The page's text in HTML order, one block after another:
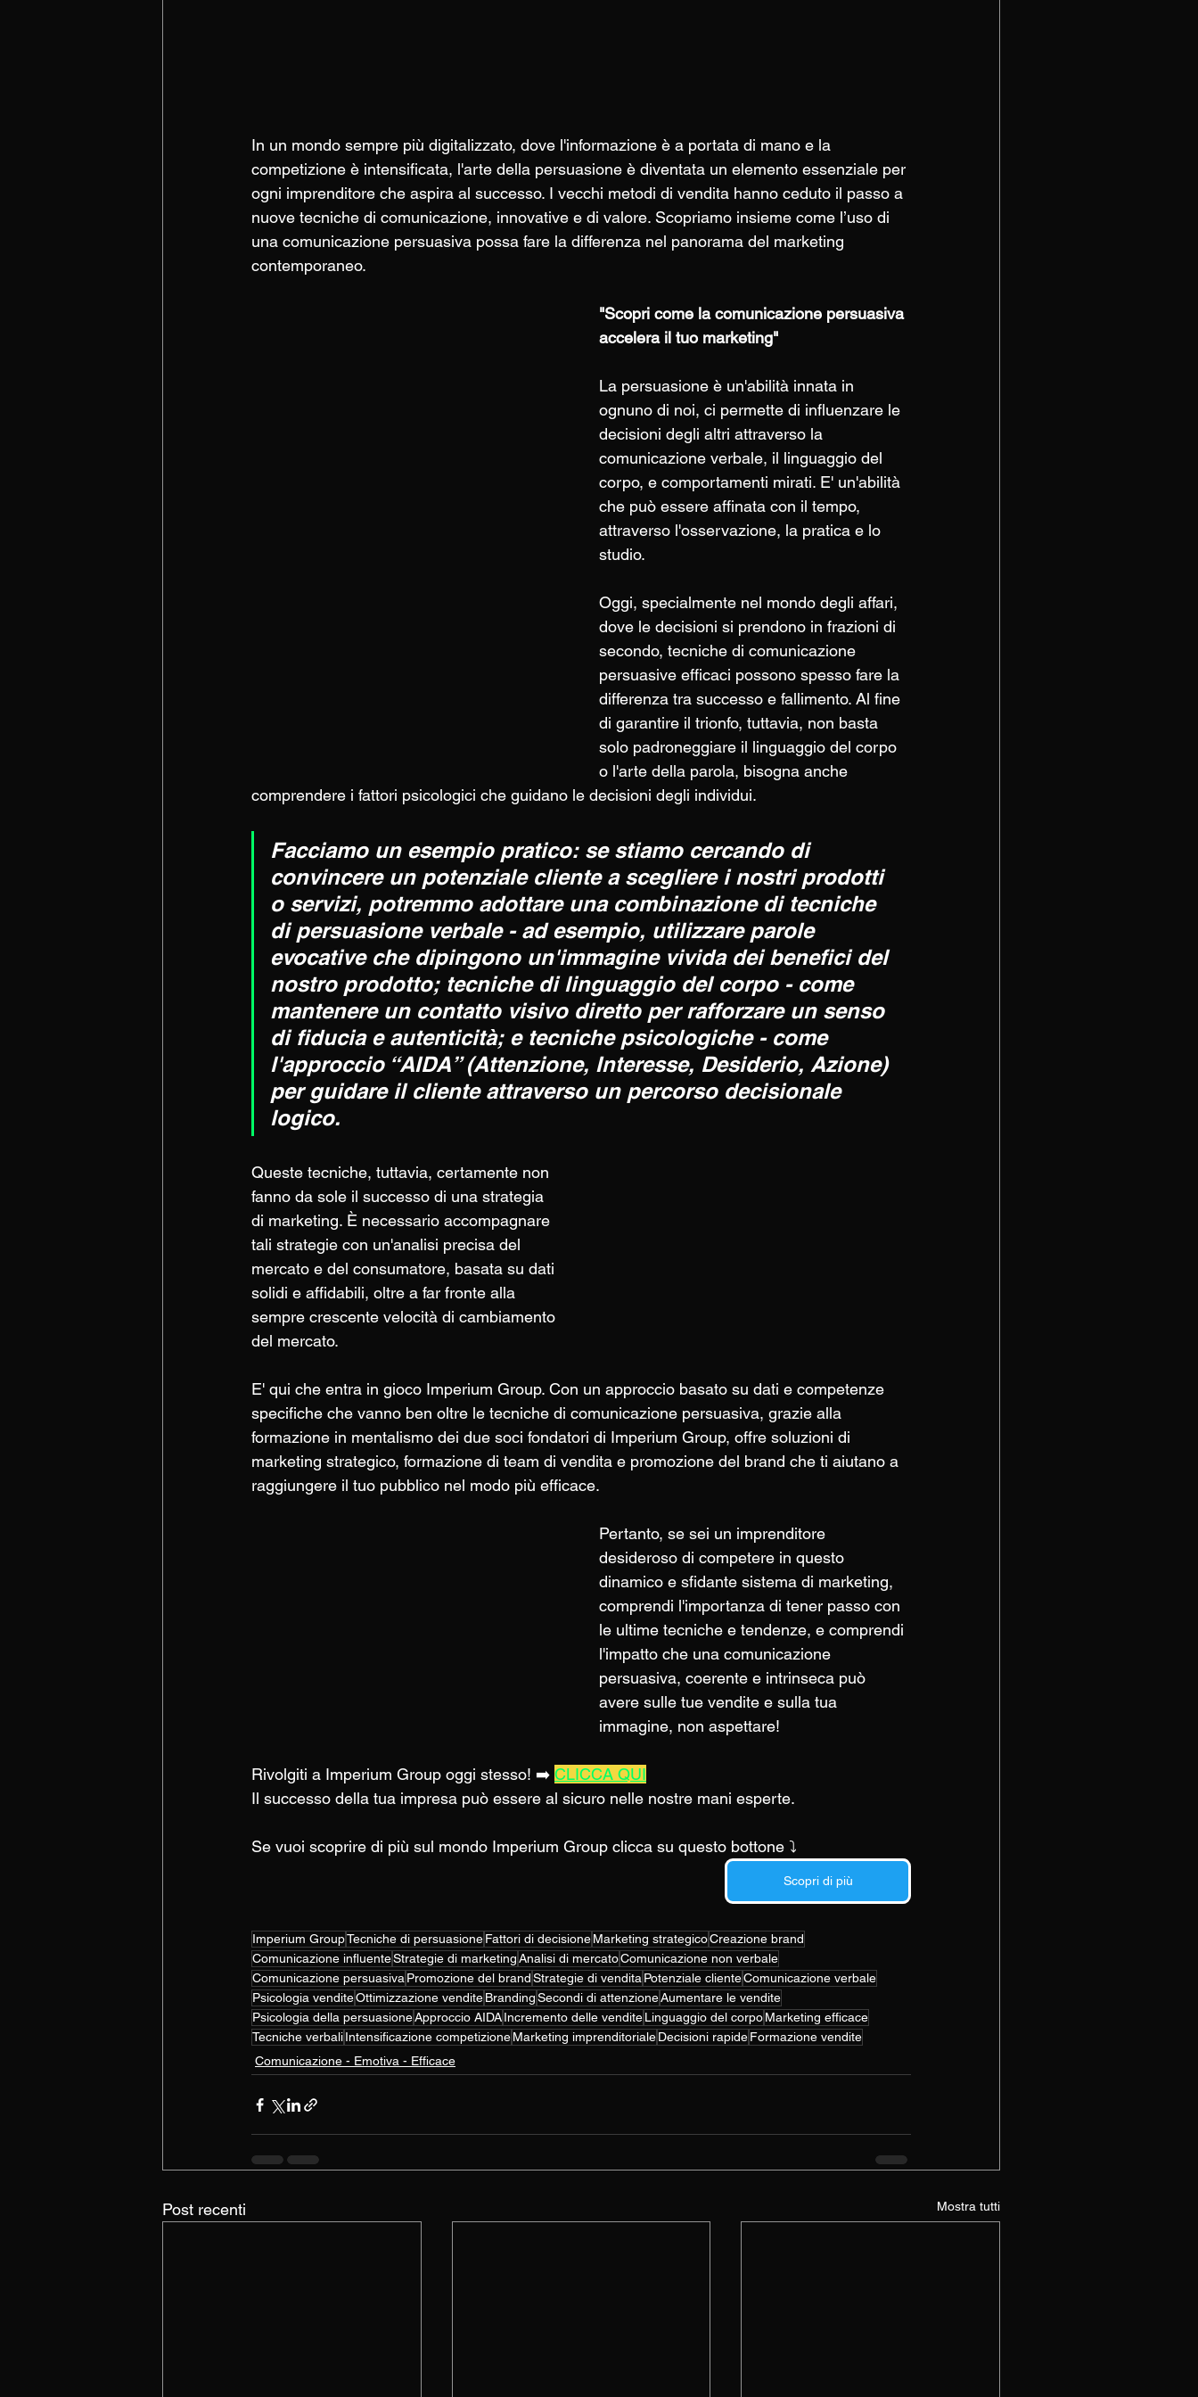
In un mondo sempre più digitalizzato, dove l'informazione è a portata di mano e la
competizione è intensificata, l'arte della persuasione è diventata un elemento essenziale per
ogni imprenditore che aspira al successo. I vecchi metodi di vendita hanno ceduto il passo a
nuove tecniche di comunicazione, innovative e di valore. Scopriamo insieme come l’uso di
una comunicazione persuasiva possa fare la differenza nel panorama del marketing
contemporaneo.
"Scopri come la comunicazione persuasiva
accelera il tuo marketing"
La persuasione è un'abilità innata in
ognuno di noi, ci permette di influenzare le
decisioni degli altri attraverso la
comunicazione verbale, il linguaggio del
corpo, e comportamenti mirati. E' un'abilità
che può essere affinata con il tempo,
attraverso l'osservazione, la pratica e lo
studio.
Oggi, specialmente nel mondo degli affari,
dove le decisioni si prendono in frazioni di
secondo, tecniche di comunicazione
persuasive efficaci possono spesso fare la
differenza tra successo e fallimento. Al fine
di garantire il trionfo, tuttavia, non basta
solo padroneggiare il linguaggio del corpo
o l'arte della parola, bisogna anche
comprendere i fattori psicologici che guidano le decisioni degli individui.
Facciamo un esempio pratico: se stiamo cercando di
convincere un potenziale cliente a scegliere i nostri prodotti
o servizi, potremmo adottare una combinazione di tecniche
di persuasione verbale - ad esempio, utilizzare parole
evocative che dipingono un'immagine vivida dei benefici del
nostro prodotto; tecniche di linguaggio del corpo - come
mantenere un contatto visivo diretto per rafforzare un senso
di fiducia e autenticità; e tecniche psicologiche - come
l'approccio “AIDA” (Attenzione, Interesse, Desiderio, Azione)
per guidare il cliente attraverso un percorso decisionale
logico.
Queste tecniche, tuttavia, certamente non
fanno da sole il successo di una strategia
di marketing. È necessario accompagnare
tali strategie con un'analisi precisa del
mercato e del consumatore, basata su dati
solidi e affidabili, oltre a far fronte alla
sempre crescente velocità di cambiamento
del mercato.
E' qui che entra in gioco Imperium Group. Con un approccio basato su dati e competenze
specifiche che vanno ben oltre le tecniche di comunicazione persuasiva, grazie alla
formazione in mentalismo dei due soci fondatori di Imperium Group, offre soluzioni di
marketing strategico, formazione di team di vendita e promozione del brand che ti aiutano a
raggiungere il tuo pubblico nel modo più efficace.
Pertanto, se sei un imprenditore
desideroso di competere in questo
dinamico e sfidante sistema di marketing,
comprendi l'importanza di tener passo con
le ultime tecniche e tendenze, e comprendi
l'impatto che una comunicazione
persuasiva, coerente e intrinseca può
avere sulle tue vendite e sulla tua
immagine, non aspettare!
Rivolgiti a Imperium Group oggi stesso! ➡️ CLICCA QUI
Il successo della tua impresa può essere al sicuro nelle nostre mani esperte.
Se vuoi scoprire di più sul mondo Imperium Group clicca su questo bottone ⤵️
Scopri di più
Imperium GroupTecniche di persuasioneFattori di decisioneMarketing strategicoCreazione brand
Comunicazione influenteStrategie di marketingAnalisi di mercatoComunicazione non verbale
Comunicazione persuasivaPromozione del brandStrategie di venditaPotenziale clienteComunicazione verbale
Psicologia venditeOttimizzazione venditeBrandingSecondi di attenzioneAumentare le vendite
Psicologia della persuasioneApproccio AIDAIncremento delle venditeLinguaggio del corpoMarketing efficace
Tecniche verbaliIntensificazione competizioneMarketing imprenditorialeDecisioni rapideFormazione vendite
Comunicazione - Emotiva - Efficace
Post recenti Mostra tutti